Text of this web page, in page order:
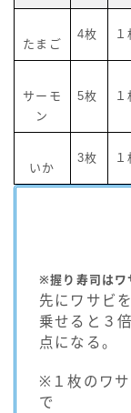
たまご
4枚
サーモ
ン
5枚
いか
3枚
※握り寿司はワ
先にワサビ
乗せると３
点になる。
※１枚のワ
で